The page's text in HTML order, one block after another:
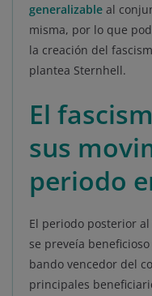
generalizable al
misma, por lo que
la creación del
plantea Sternhell.
El
sus
periodo
El periodo posterior
se preveía
bando vencedor del
principales